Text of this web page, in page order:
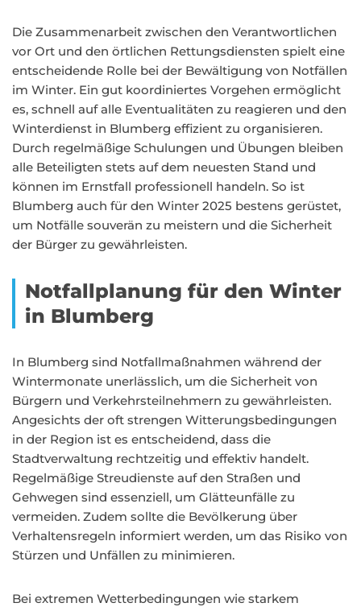
Die Zusammenarbeit zwischen den Verantwortlichen
vor Ort und den örtlichen Rettungsdiensten spielt eine
entscheidende Rolle bei der Bewältigung von Notfällen
im Winter. Ein gut koordiniertes Vorgehen ermöglicht
es, schnell auf alle Eventualitäten zu reagieren und den
Winterdienst in Blumberg effizient zu organisieren.
Durch regelmäßige Schulungen und Übungen bleiben
alle Beteiligten stets auf dem neuesten Stand und
können im Ernstfall professionell handeln. So ist
Blumberg auch für den Winter 2025 bestens gerüstet,
um Notfälle souverän zu meistern und die Sicherheit
der Bürger zu gewährleisten.
Notfallplanung für den Winter
in Blumberg
In Blumberg sind Notfallmaßnahmen während der
Wintermonate unerlässlich, um die Sicherheit von
Bürgern und Verkehrsteilnehmern zu gewährleisten.
Angesichts der oft strengen Witterungsbedingungen
in der Region ist es entscheidend, dass die
Stadtverwaltung rechtzeitig und effektiv handelt.
Regelmäßige Streudienste auf den Straßen und
Gehwegen sind essenziell, um Glätteunfälle zu
vermeiden. Zudem sollte die Bevölkerung über
Verhaltensregeln informiert werden, um das Risiko von
Stürzen und Unfällen zu minimieren.
Bei extremen Wetterbedingungen wie starkem